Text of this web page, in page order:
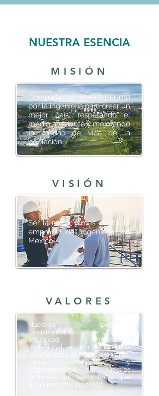
NUESTRA ESENCIA
MISIÓN
Compartimos el entusiasmo
por la ingeniería para crear un
mejor país, respetando el
medio ambiente y mejorando
la calidad de vida de la
población.
VISIÓN
Ser la mejor y más confiable
empresa de ingeniería en
México.
VALORES
Nuestros principios
fundamentales de ética,
integridad, honestidad
profesional, respeto por nuestros
semejantes y el medio ambiente,
trabajo colaborativo y
responsabilidad por nuestras
acciones son los valores que
guían nuestros procesos.